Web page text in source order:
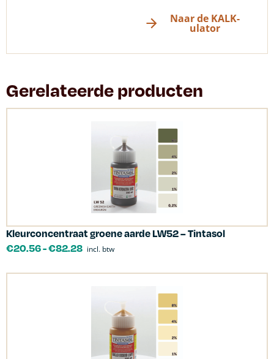
Naar de KALK-
ulator
Gerelateerde producten
Kleurconcentraat groene aarde LW52 – Tintasol
€20.56-€82.28 incl. btw